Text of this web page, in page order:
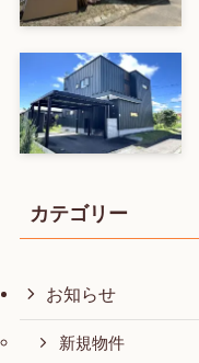
カテゴリー
お知らせ
新規物件